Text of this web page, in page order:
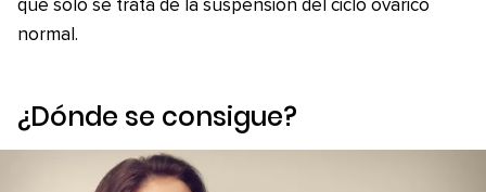
que solo se trata de la suspensión del ciclo ovárico
normal.
¿Dónde se consigue?